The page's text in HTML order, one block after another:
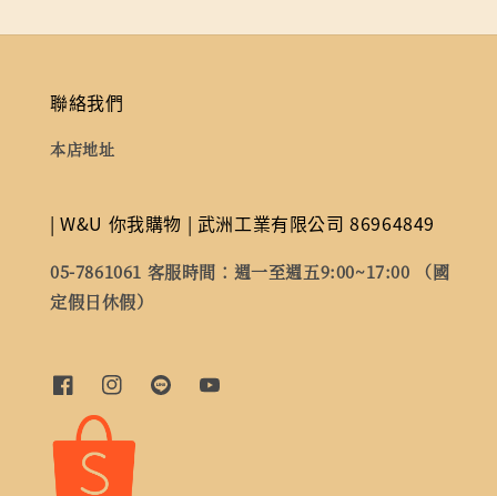
聯絡我們
本店地址
| W&U 你我購物 | 武洲工業有限公司 86964849
05-7861061 客服時間：週一至週五9:00~17:00 （國
定假日休假）